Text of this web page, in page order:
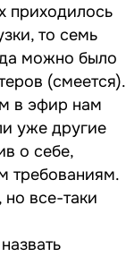
приходилось
то семь
можно было
(смеется).
в эфир нам
уже другие
о себе,
требованиям.
все-таки